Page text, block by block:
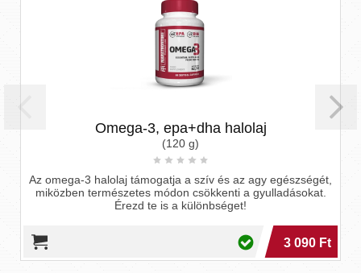
Omega-3, epa+dha halolaj
omega-3 halolaj támogatja a szív és az agy egészségét,
természetes módon csökkenti a gyulladásokat.
Érezd te is a különbséget!
3 090 Ft